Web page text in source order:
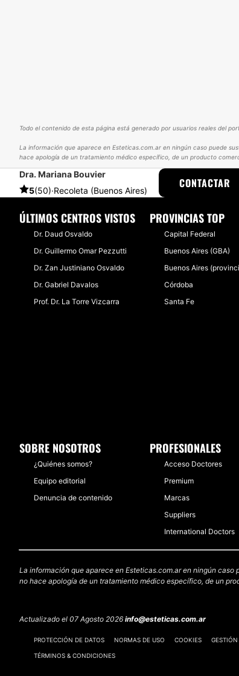
Todo el contenido de esta página está generado por usuarios reales del
La información que aparece en Esteticas.com.ar en ningún caso puede
hace apología de un tratamiento médico específico, de un producto
Dra. Mariana Bouvier
5(50)·Recoleta (Buenos Aires)
CONTACTAR
ESTETICAS EXPERIENCIAS EXPERIENCIAS SOBRE
ÚLTIMOS CENTROS VISTOS
Dr. Daud Osvaldo
Dr. Guillermo Omar Pezzutti
Dr. Zan Justiniano Osvaldo
Dr. Gabriel Davalos
Prof. Dr. La Torre Vizcarra
PROVINCIAS TOP
Capital Federal
Buenos Aires (GBA)
Buenos Aires
Córdoba
Santa Fe
SOBRE NOSOTROS
¿Quiénes somos?
Equipo editorial
Denuncia de contenido
PROFESIONALES
Acceso Doctores
Premium
Marcas
Suppliers
International Doctors
La información que aparece en Esteticas.com.ar en ningún
no hace apología de un tratamiento médico específico, de un
Actualizado el 07 Agosto 2026 info@esteticas.com.ar
PROTECCIÓN DE DATOS NORMAS DE USO COOKIES
TÉRMINOS & CONDICIONES